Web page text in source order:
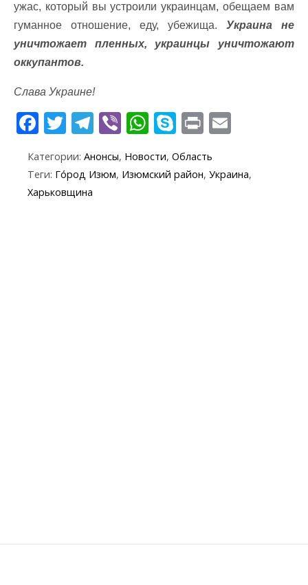
ужас, который вы устроили украинцам, обещаем вам
гуманное отношение, еду, убежища. Украина не
уничтожает пленных, украинцы уничтожают
оккупантов.
Слава Украине!
F
e
b
T
itt
er
T
e
Vi
er
W
at
S
k
y
Pr
t ai
Категории: Анонсы, Новости, Область
Теги: Го́род Изюм, Изюмский район, Украина,
Харьковщина